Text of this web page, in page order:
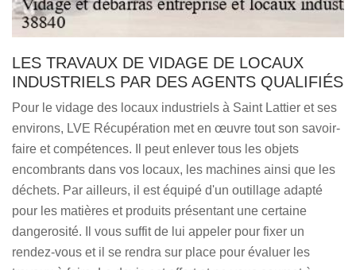
LES TRAVAUX DE VIDAGE DE LOCAUX
INDUSTRIELS PAR DES AGENTS QUALIFIÉS
Pour le vidage des locaux industriels à Saint Lattier et ses
environs, LVE Récupération met en œuvre tout son savoir-
faire et compétences. Il peut enlever tous les objets
encombrants dans vos locaux, les machines ainsi que les
déchets. Par ailleurs, il est équipé d'un outillage adapté
pour les matières et produits présentant une certaine
dangerosité. Il vous suffit de lui appeler pour fixer un
rendez-vous et il se rendra sur place pour évaluer les